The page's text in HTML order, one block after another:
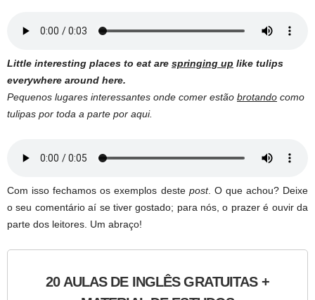
Little interesting places to eat are springing up like tulips
everywhere around here.
Pequenos lugares interessantes onde comer estão brotando como
tulipas por toda a parte por aqui.
Com isso fechamos os exemplos deste post. O que achou? Deixe
o seu comentário aí se tiver gostado; para nós, o prazer é ouvir da
parte dos leitores. Um abraço!
20 AULAS DE INGLÊS GRATUITAS +